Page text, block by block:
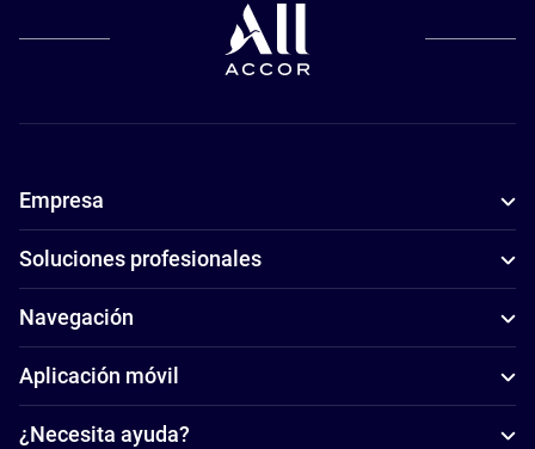
Empresa
Soluciones profesionales
Navegación
Aplicación móvil
¿Necesita ayuda?